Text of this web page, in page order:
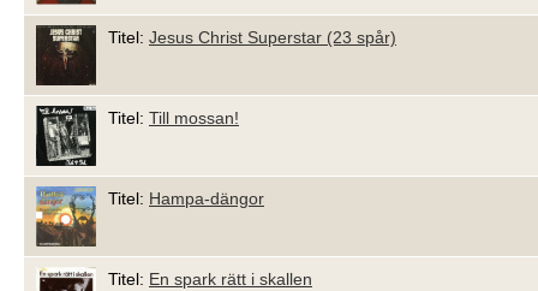
Titel: Jesus Christ Superstar (23 spår)
Titel: Till mossan!
Titel: Hampa-dängor
Titel: En spark rätt i skallen